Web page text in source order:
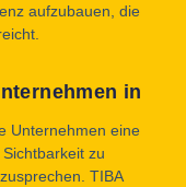
aufzubauen, die
in
Unternehmen eine
zu
TIBA